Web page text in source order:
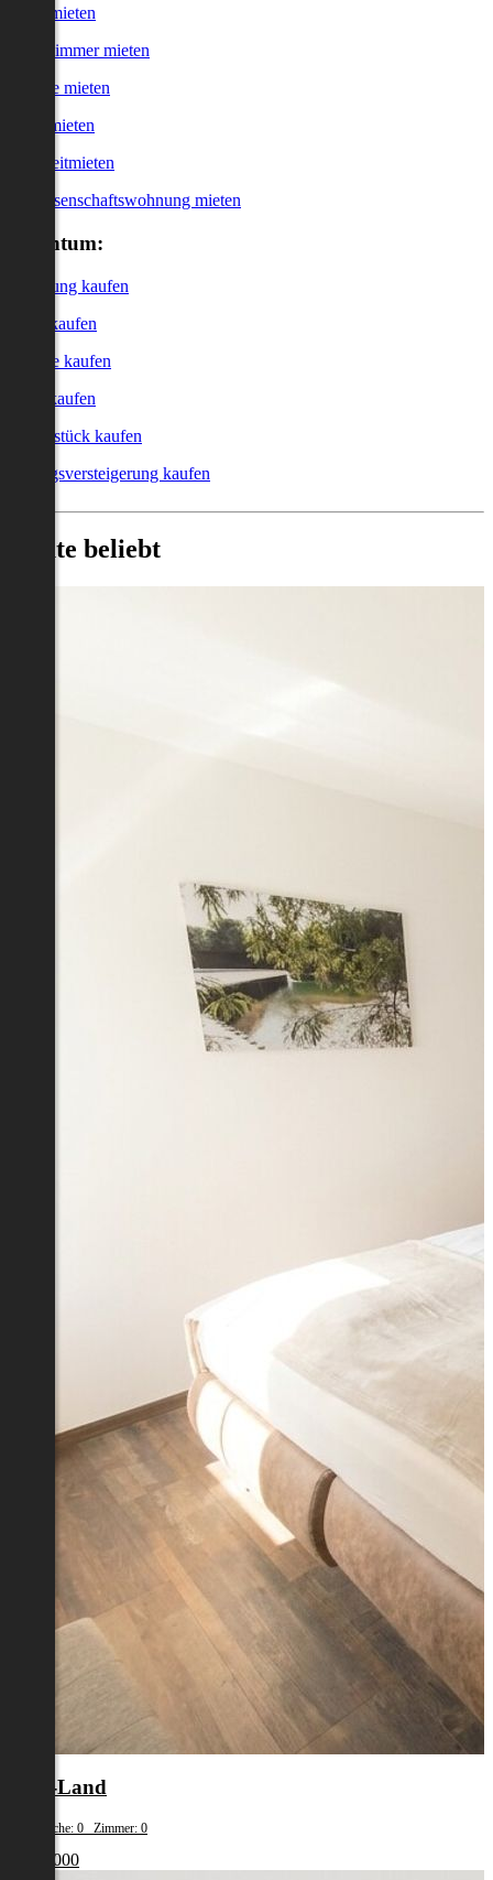
Haus mieten
WG-Zimmer mieten
Garage mieten
Büro mieten
Kurzzeitmieten
Genossenschaftswohnung mieten
Eigentum:
Wohnung kaufen
Haus kaufen
Garage kaufen
Büro kaufen
Grundstück kaufen
Zwangsversteigerung kaufen
Heute beliebt
Wels-Land
Wohnfläche: 0 Zimmer: 0
€ 399 000